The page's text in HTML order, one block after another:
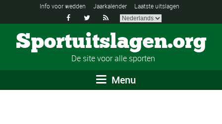
Info voor wedden Jaarkalender Laatste uitslagen
  
Sportuitslagen.org
De site voor alle sporten
Menu